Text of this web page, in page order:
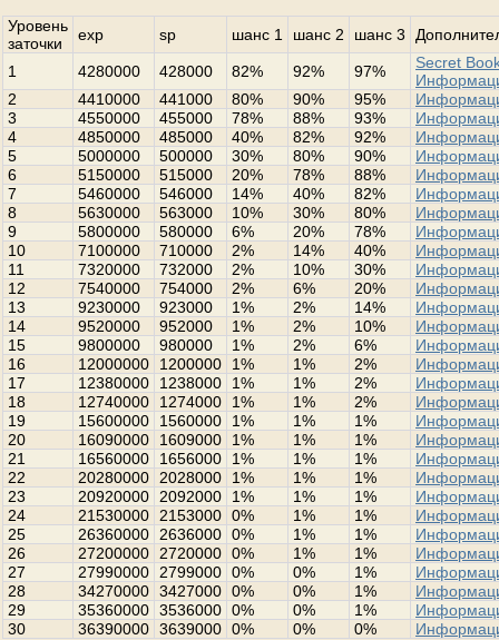
Уровень
заточки
exp sp шанс 1 шанс 2 шанс 3
1 4280000 428000 82% 92% 97%
Secret
2
4410000 441000 80% 90% 95%
3
4550000 455000 78% 88% 93%
4
4850000 485000 40% 82% 92%
5
5000000 500000 30% 80% 90%
6
5150000 515000 20% 78% 88%
7
5460000 546000 14% 40% 82%
8
5630000 563000 10% 30% 80%
9
5800000 580000 6% 20% 78%
10
7100000 710000 2% 14% 40%
11
7320000 732000 2% 10% 30%
12
7540000 754000 2% 6% 20%
13
9230000 923000 1% 2% 14%
14
9520000 952000 1% 2% 10%
15
9800000 980000 1% 2% 6%
16
12000000 1200000 1% 1% 2%
17
12380000 1238000 1% 1% 2%
18
12740000 1274000 1% 1% 2%
19
15600000 1560000 1% 1% 1%
20
16090000 1609000 1% 1% 1%
21
16560000 1656000 1% 1% 1%
22
20280000 2028000 1% 1% 1%
23
20920000 2092000 1% 1% 1%
24
21530000 2153000 0% 1% 1%
25
26360000 2636000 0% 1% 1%
26
27200000 2720000 0% 1% 1%
27
27990000 2799000 0% 0% 1%
28
34270000 3427000 0% 0% 1%
29
35360000 3536000 0% 0% 1%
30
36390000 3639000 0% 0% 0%